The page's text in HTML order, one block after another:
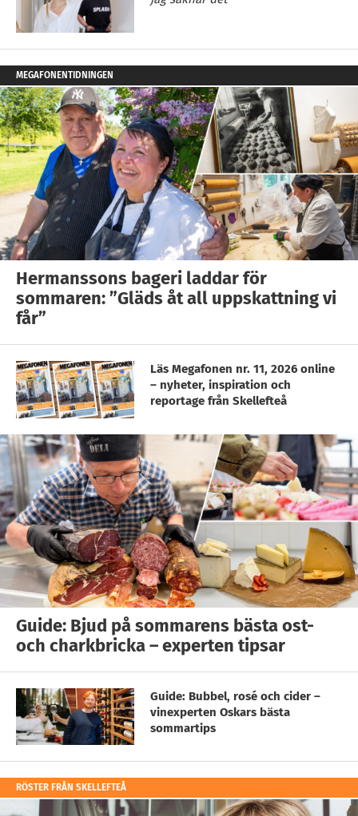
MEGAFONENTIDNINGEN
Hermanssons bageri laddar för
sommaren: ”Gläds åt all uppskattning vi
får”
Läs Megafonen nr. 11, 2026 online
– nyheter, inspiration och
reportage från Skellefteå
Guide: Bjud på sommarens bästa ost-
och charkbricka – experten tipsar
Guide: Bubbel, rosé och cider –
vinexperten Oskars bästa
sommartips
RÖSTER FRÅN SKELLEFTEÅ